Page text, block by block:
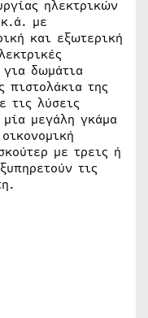
ηλεκτρικών
με
και εξωτερική
δωμάτια
της
τις λύσεις
μεγάλη γκάμα
με τρεις ή
τις